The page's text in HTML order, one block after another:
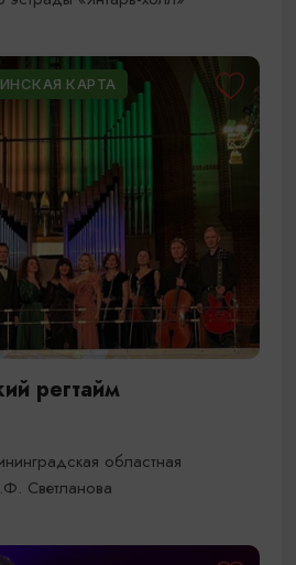
КАРТА
регтайм
областная
Светланова